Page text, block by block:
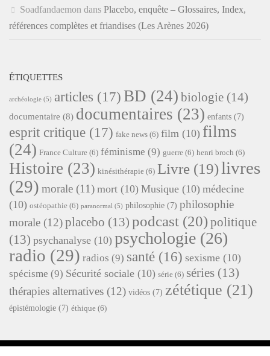
Soadfandaemon dans Placebo, enquête – Glossaires, Index,
références complètes et friandises (Les Arènes 2026)
ÉTIQUETTES
archéologie (5) articles (17) BD (24) biologie (14)
documentaire (8) documentaires (23) enfants (7)
esprit critique (17) fake news (6) film (10) films
(24) France Culture (6) féminisme (9) guerre (6) henri broch (6)
Histoire (23) kinésithérapie (6) Livre (19)livres
(29) morale (11) mort (10) Musique (10) médecine
(10) ostéopathie (6) paranormal (5) philosophie (7) philosophie
morale (12)placebo (13) podcast (20)politique
(13) psychanalyse (10) psychologie (26)
radio (29) radios (9) santé (16) sexisme (10)
spécisme (9) Sécurité sociale (10) série (6) séries (13)
thérapies alternatives (12) vidéos (7) zététique (21)
épistémologie (7) éthique (6)